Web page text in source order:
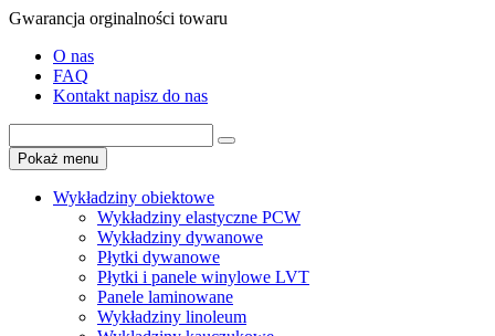
Gwarancja orginalności towaru
O nas
FAQ
Kontakt napisz do nas
Pokaż menu
Wykładziny obiektowe
Wykładziny elastyczne PCW
Wykładziny dywanowe
Płytki dywanowe
Płytki i panele winylowe LVT
Panele laminowane
Wykładziny linoleum